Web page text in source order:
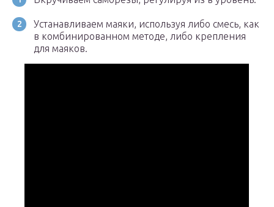
Устанавливаем маяки, используя либо смесь, как
в комбинированном методе, либо крепления
для маяков.